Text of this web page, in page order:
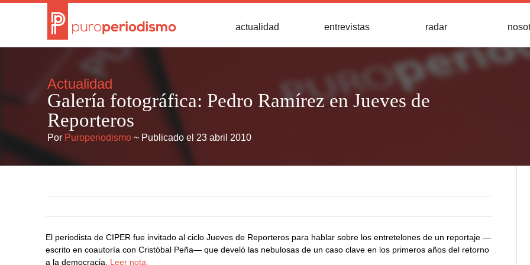
actualidad entrevistas radar
Actualidad
Galería fotográfica: Pedro Ramírez en Jueves de
Reporteros
Por Puroperiodismo ~ Publicado el 23 abril 2010
El periodista de CIPER fue invitado al ciclo Jueves de Reporteros para hablar sobre los entretelones de un reportaje —
escrito en coautoría con Cristóbal Peña— que develó las nebulosas de un caso clave en los primeros años del retorno
a la democracia. Leer nota.